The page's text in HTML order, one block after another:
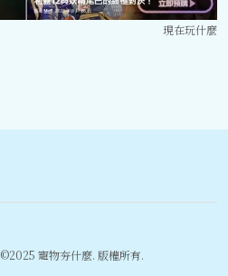
現在玩什麼
©️2025 寵物夯什麼. 版權所有.